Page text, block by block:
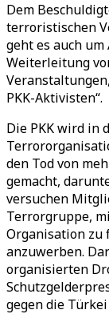
Dem
terroristischen
geht es auch
Weiterleitung
PKK-Aktivisten“.
Die PKK wird in
den Tod von
gemacht,
versuchen
Terrorgruppe,
Organisation zu
anzuwerben.
organisierten
gegen die